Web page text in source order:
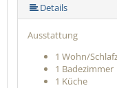
Details
Ausstattung
1 Wohn/
1 Badezimmer
1 Küche